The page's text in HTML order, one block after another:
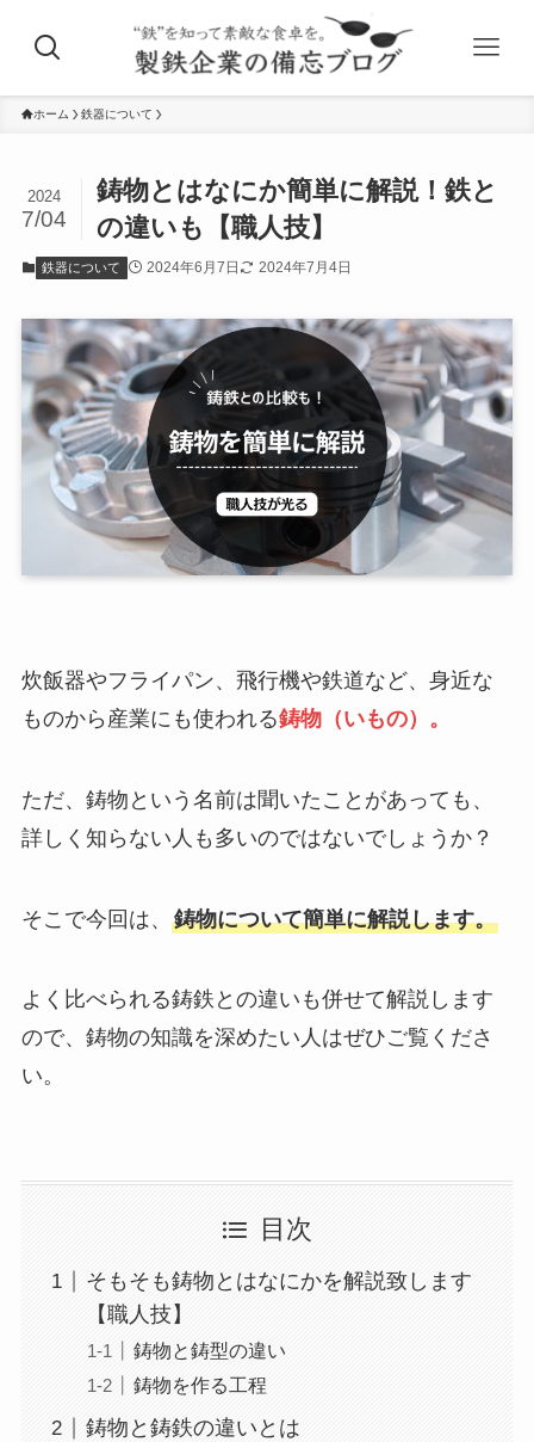
ホーム 鉄器について
鋳物とはなにか簡単に解説！鉄と
の違いも【職人技】
2024
7/04
鉄器について 2024年6月7日 2024年7月4日
炊飯器やフライパン、飛行機や鉄道など、身近な
ものから産業にも使われる鋳物（いもの）。
ただ、鋳物という名前は聞いたことがあっても、
詳しく知らない人も多いのではないでしょうか？
そこで今回は、 鋳物について簡単に解説します。
よく比べられる鋳鉄との違いも併せて解説します
ので、鋳物の知識を深めたい人はぜひご覧くださ
い。
目次
そもそも鋳物とはなにかを解説致します
【職人技】
鋳物と鋳型の違い
鋳物を作る工程
鋳物と鋳鉄の違いとは